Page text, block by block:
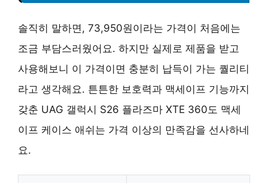
솔직히 말하면, 73,950원이라는 가격이 처음에는
조금 부담스러웠어요. 하지만 실제로 제품을 받고
사용해보니 이 가격이면 충분히 납득이 가는 퀄리티
라고 생각해요. 튼튼한 보호력과 맥세이프 기능까지
갖춘 UAG 갤럭시 S26 플라즈마 XTE 360도 맥세
이프 케이스 애쉬는 가격 이상의 만족감을 선사하네
요.